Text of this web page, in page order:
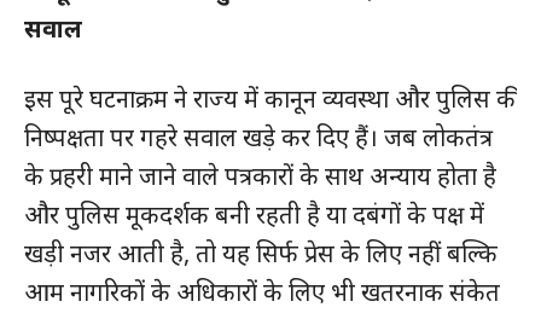
सवाल
इस पूरे घटनाक्रम ने राज्य में कानून व्यवस्था और पुलिस की
निष्पक्षता पर गहरे सवाल खड़े कर दिए हैं। जब लोकतंत्र
के प्रहरी माने जाने वाले पत्रकारों के साथ अन्याय होता है
और पुलिस मूकदर्शक बनी रहती है या दबंगों के पक्ष में
खड़ी नजर आती है, तो यह सिर्फ प्रेस के लिए नहीं बल्कि
आम नागरिकों के अधिकारों के लिए भी खतरनाक संकेत